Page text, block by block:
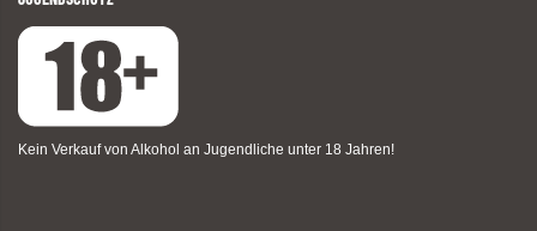
Kein Verkauf von Alkohol an Jugendliche unter 18 Jahren!